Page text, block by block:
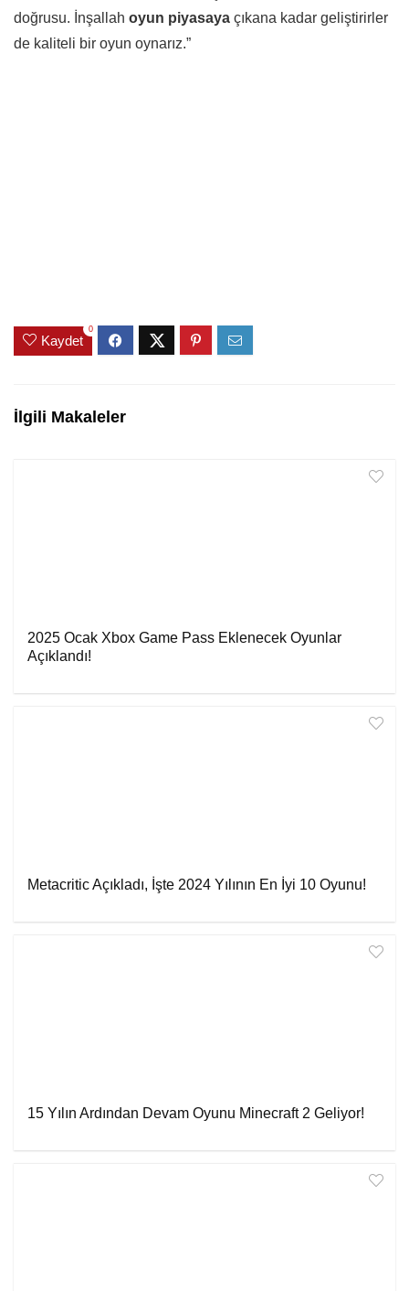
doğrusu. İnşallah oyun piyasaya çıkana kadar geliştirirler
de kaliteli bir oyun oynarız.”
Kaydet
0
İlgili Makaleler
2025 Ocak Xbox Game Pass Eklenecek Oyunlar
Açıklandı!
Metacritic Açıkladı, İşte 2024 Yılının En İyi 10 Oyunu!
15 Yılın Ardından Devam Oyunu Minecraft 2 Geliyor!